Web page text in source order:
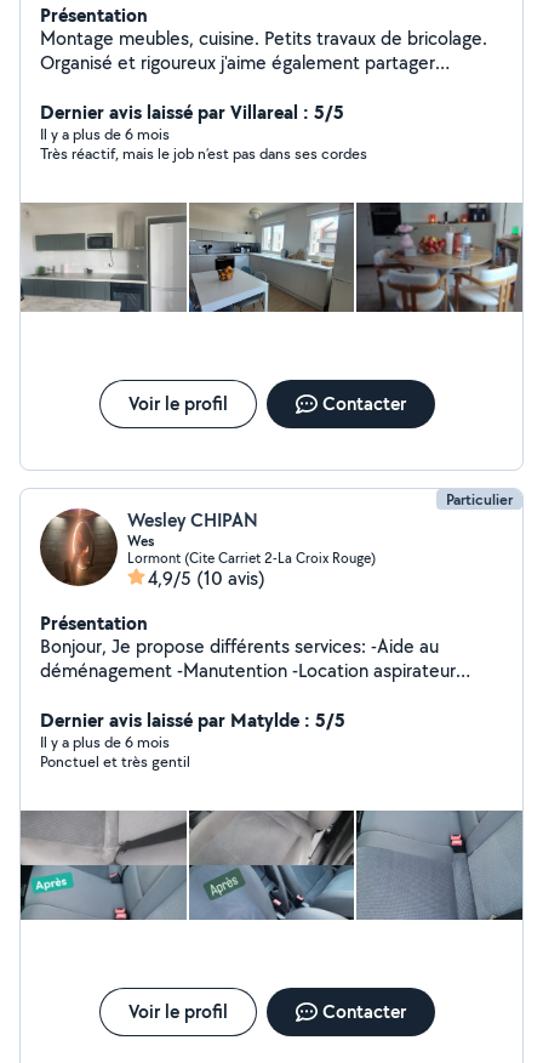
Présentation
Montage meubles, cuisine. Petits travaux de bricolage.
Organisé et rigoureux j'aime également partager
Dernier avis laissé par Villareal : 5/5
Il y a plus de 6 mois
Très réactif, mais le job n’est pas dans ses cordes
Voir le profil Contacter
Particulier
Wesley CHIPAN
Wes
Lormont (Cite Carriet 2-La Croix Rouge)
4,9/5 (10 avis)
Présentation
Bonjour, Je propose différents services: -Aide au
déménagement -Manutention -Location aspirateur
permettant de nettoyer en profondeur : - Tapis /
moquette - canapés / fauteuils en textile - Sièges et
tapis de voiture - Matelas Très simple d'utilisation,
Dernier avis laissé par Matylde : 5/5
Il y a plus de 6 mois
Ponctuel et très gentil
Voir le profil Contacter